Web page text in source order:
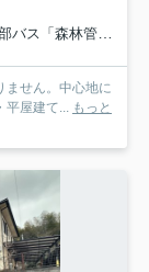
岡山県）」バス停下車 徒歩2分
ません。中心地に
平屋建て... もっと